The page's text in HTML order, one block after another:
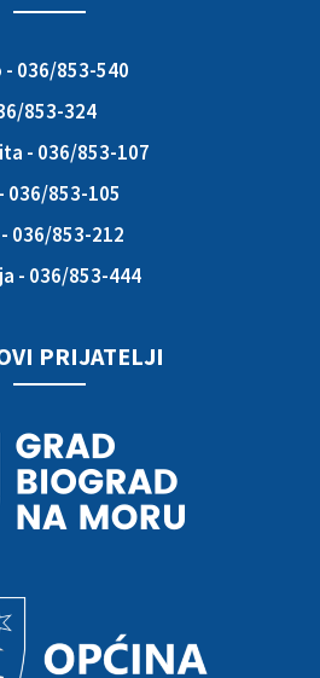
036/853-540
853-324
- 036/853-107
036/853-105
036/853-212
- 036/853-444
PRIJATELJI